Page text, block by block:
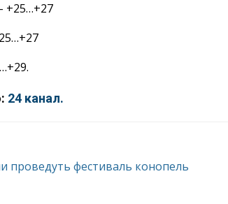
+25…+27
24 канал.
проведуть фестиваль конопель